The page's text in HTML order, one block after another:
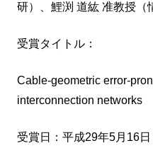
研）、鯉渕 道紘 准教授（
受賞タイトル：
Cable-geometric error-
interconnection networks
受賞日：平成29年5月16日